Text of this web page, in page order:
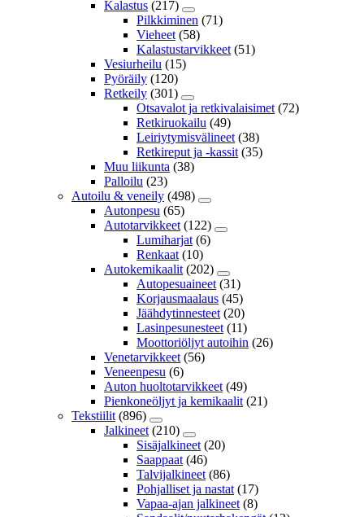
Kalastus (217)
Pilkkiminen (71)
Vieheet (58)
Kalastustarvikkeet (51)
Vesiurheilu (15)
Pyöräily (120)
Retkeily (301)
Otsavalot ja retkivalaisimet (72)
Retkiruokailu (49)
Leiriytymisvälineet (38)
Retkireput ja -kassit (35)
Muu liikunta (38)
Palloilu (23)
Autoilu & veneily (498)
Autonpesu (65)
Autotarvikkeet (122)
Lumiharjat (6)
Renkaat (10)
Autokemikaalit (202)
Autopesuaineet (31)
Korjausmaalaus (45)
Jäähdytinnesteet (20)
Lasinpesunesteet (11)
Moottoriöljyt autoihin (26)
Venetarvikkeet (56)
Veneenpesu (6)
Auton huoltotarvikkeet (49)
Pienkoneöljyt ja kemikaalit (21)
Tekstiilit (896)
Jalkineet (210)
Sisäjalkineet (20)
Saappaat (46)
Talvijalkineet (86)
Pohjalliset ja nastat (17)
Vapaa-ajan jalkineet (8)